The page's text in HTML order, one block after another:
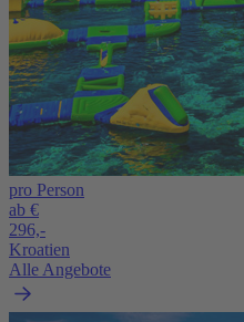
pro Person
ab €
296,-
Kroatien
Alle Angebote